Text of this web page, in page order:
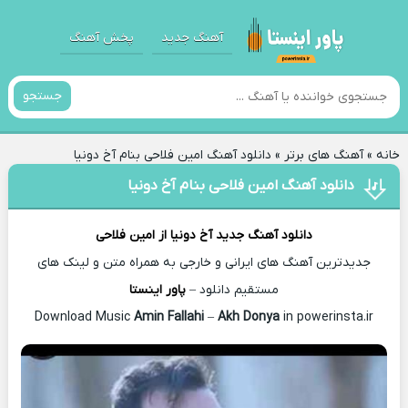
آهنگ جدید پخش آهنگ
جستجو
خانه»آهنگ های برتر » دانلود آهنگ امین فلاحی بنام آخ دونیا
دانلود آهنگ امین فلاحی بنام آخ دونیا
دانلود آهنگ جدید آخ دونیا از امین فلاحی
جدیدترین آهنگ های ایرانی و خارجی به همراه متن و لینک های
مستقیم دانلود – پاور اینستا
Download Music
Amin Fallahi– Akh Donya in powerinsta.ir